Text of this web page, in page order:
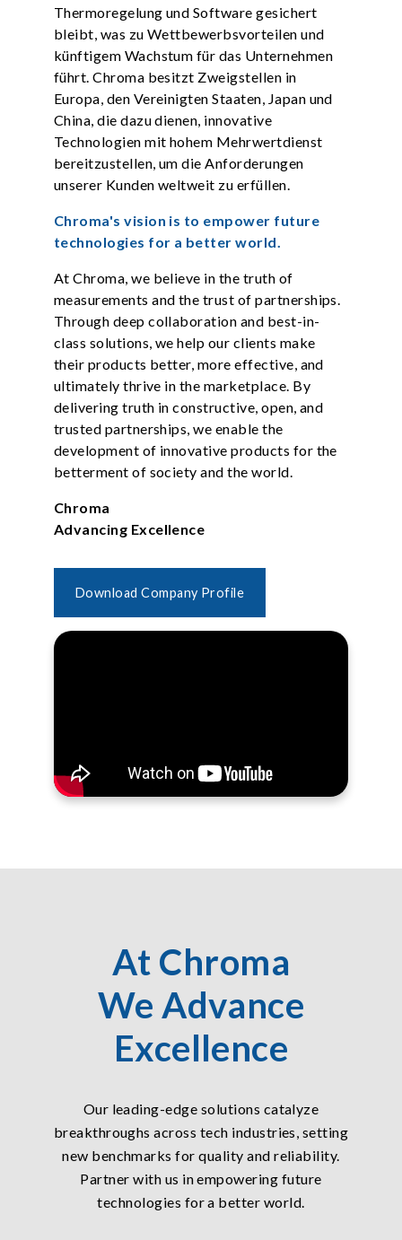
Thermoregelung und Software gesichert
bleibt, was zu Wettbewerbsvorteilen und
künftigem Wachstum für das Unternehmen
führt. Chroma besitzt Zweigstellen in
Europa, den Vereinigten Staaten, Japan und
China, die dazu dienen, innovative
Technologien mit hohem Mehrwertdienst
bereitzustellen, um die Anforderungen
unserer Kunden weltweit zu erfüllen.
Chroma's vision is to empower future
technologies for a better world.
At Chroma, we believe in the truth of
measurements and the trust of partnerships.
Through deep collaboration and best-in-
class solutions, we help our clients make
their products better, more effective, and
ultimately thrive in the marketplace. By
delivering truth in constructive, open, and
trusted partnerships, we enable the
development of innovative products for the
betterment of society and the world.
Chroma
Advancing Excellence
Download Company Profile
At Chroma
We Advance
Excellence
Our leading-edge solutions catalyze
breakthroughs across tech industries, setting
new benchmarks for quality and reliability.
Partner with us in empowering future
technologies for a better world.